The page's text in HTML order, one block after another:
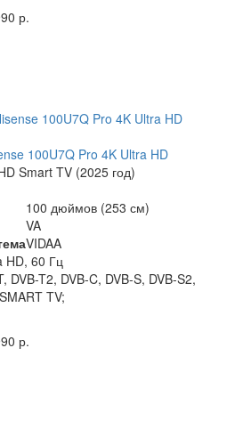
р.
100U7Q Pro 4K Ultra HD
Smart TV (2025 год)
100 дюймов (253 см)
VA
VIDAA
HD, 60 Гц
DVB-T2, DVB-C, DVB-S, DVB-S2,
SMART TV;
р.